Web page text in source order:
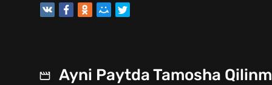
Ayni Paytda Tamosha